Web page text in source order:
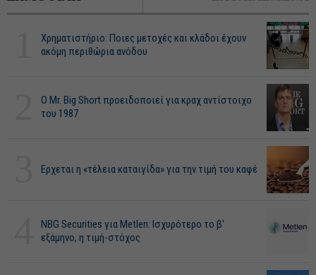
Χρηματιστήριο: Ποιες μετοχές και κλάδοι έχουν
ακόμη περιθώρια ανόδου
O Mr. Big Short προειδοποιεί για κραχ αντίστοιχο
του 1987
Ερχεται η «τέλεια καταιγίδα» για την τιμή του καφέ
NBG Securities για Metlen: Ισχυρότερο το β'
εξάμηνο, η τιμή-στόχος